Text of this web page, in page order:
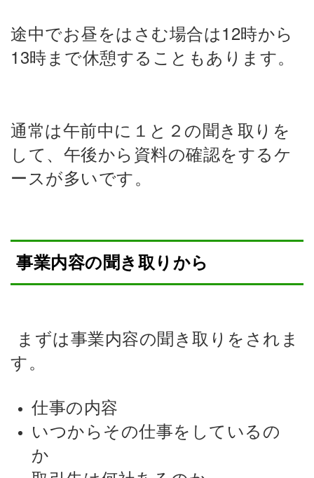
途中でお昼をはさむ場合は12時から
13時まで休憩することもあります。
通常は午前中に１と２の聞き取りを
して、 午後から資料の確認をするケ
ースが多いです。
事業内容の聞き取りから
まずは事業内容の聞き取りをされま
す。
仕事の内容
いつからその仕事をしているの
か